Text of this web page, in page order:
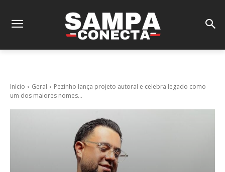
Início Geral
Pezinho lança projeto autoral e celebra legado como
um dos maiores nomes...